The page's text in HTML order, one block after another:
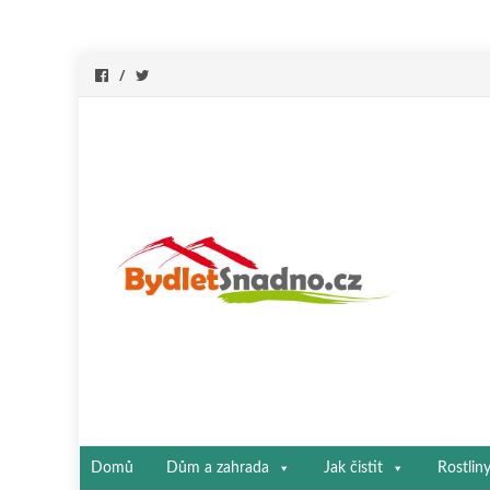
Přeskočit
Domů Dům a zahrada Jak čistit Rostliny